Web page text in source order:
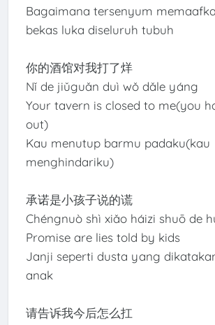
Bagaimana tersenyum
bekas luka diseluruh tubuh
你的酒馆对我打了烊
Nǐ de jiǔguǎn duì wǒ dǎle yáng
Your tavern is closed to me(you
out)
Kau menutup barmu padaku(kau
menghindariku)
承诺是小孩子说的谎
Chéngnuò shì xiǎo háizi shuō de
Promise are lies told by kids
Janji seperti dusta yang
anak
请告诉我今后怎么扛